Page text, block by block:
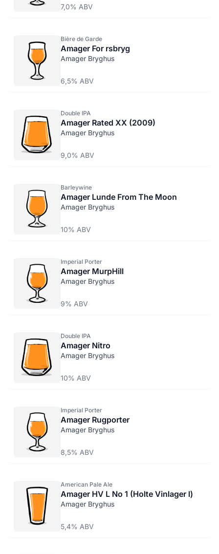
7,0% ABV
Bière de Garde
Amager For rsbryg
Amager Bryghus
6,5% ABV
Double IPA
Amager Rated XX (2009)
Amager Bryghus
9,0% ABV
Barleywine
Amager Lunde From The Moon
Amager Bryghus
10% ABV
Imperial Porter
Amager MurpHill
Amager Bryghus
9% ABV
Double IPA
Amager Nitro
Amager Bryghus
10% ABV
Imperial Porter
Amager Rugporter
Amager Bryghus
8,5% ABV
American Pale Ale
Amager HV L No 1 (Holte Vinlager l)
Amager Bryghus
5,4% ABV